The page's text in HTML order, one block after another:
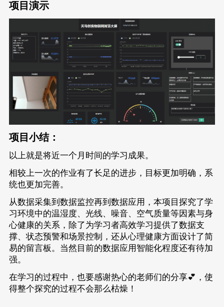
项目演示
项目小结：
以上就是将近一个月时间的学习成果。
相较上一次的作业有了长足的进步，目标更加明确，系
统也更加完善。
从数据采集到数据监控再到数据应用，本项目探究了学
习环境中的温湿度、光线、噪音、空气质量等因素与身
心健康的关系，除了为学习者高效学习提供了数据支
撑、状态预警和场景控制，还从心理健康方面设计了简
易的留言板。当然目前的数据应用智能化程度还有待加
强。
在学习的过程中，也要感谢热心的老师们的分享💕，使
得整个探究的过程不会那么枯燥！